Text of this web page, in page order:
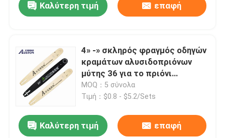
Σπίτι
Καλύτερη τιμή επαφή
4» -» σκληρός φραγμός οδηγών
κραμάτων αλυσιδοπριόνων
μύτης 36 για το πριόνι
αλυσίδων
MOQ：5 σύνολα
Τιμή：$0.8 - $5.2/Sets
Καλύτερη τιμή επαφή